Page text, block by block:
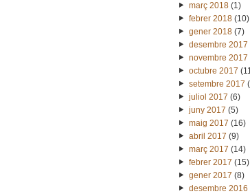
març 2018(1)
febrer 2018(10)
gener 2018(7)
desembre 2017
novembre 2017
octubre 2017
setembre 2017
juliol 2017 (6)
juny 2017 (5)
maig 2017 (16)
abril 2017 (9)
març 2017 (14)
febrer 2017 (15)
gener 2017 (8)
desembre 2016